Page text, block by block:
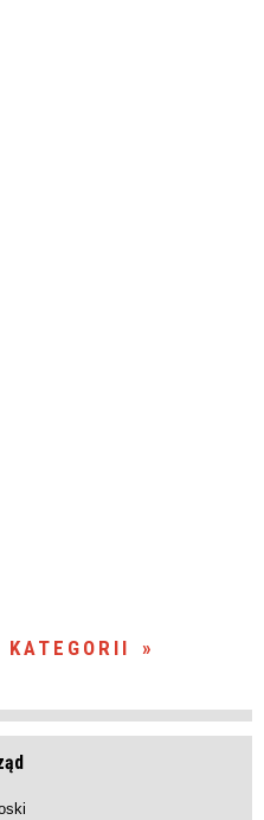
KATEGORII